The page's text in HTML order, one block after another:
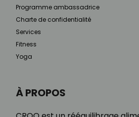
À PROPOS
Programme ambassadrice
Charte de confidentialité
Services
Fitness
Yoga